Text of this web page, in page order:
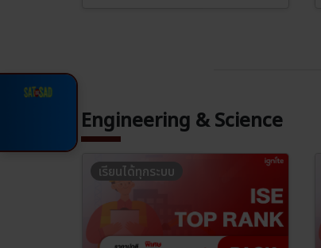
Engineering & Science
เรียนได้ทุกระบบ